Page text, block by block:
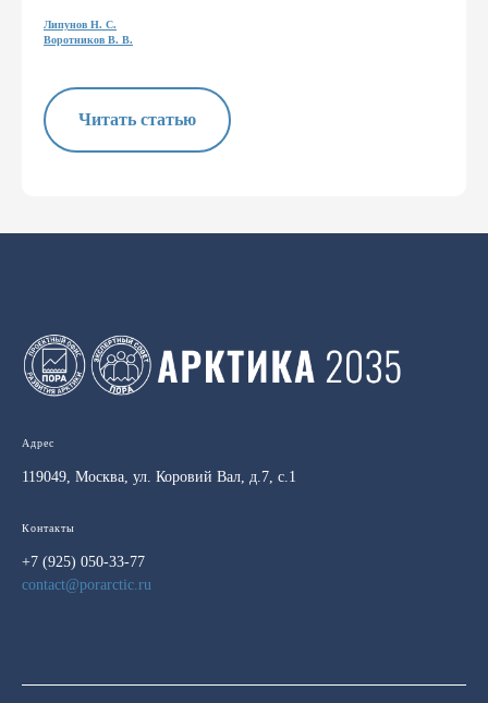
Липунов Н. С.
Воротников В. В.
Читать статью
Адрес
119049, Москва, ул. Коровий Вал, д.7, с.1
Контакты
+7 (925) 050-33-77
contact@porarctic.ru